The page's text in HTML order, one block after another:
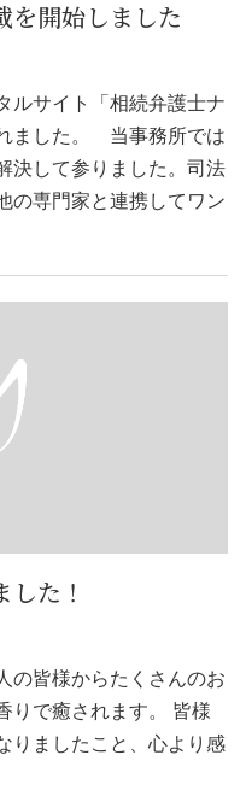
を開始しました
ルサイト「相続弁護士ナ
ました。 当事務所では
決して参りました。司法
の専門家と連携してワン
た！
の皆様からたくさんのお
りで癒されます。 皆様
りましたこと、心より感